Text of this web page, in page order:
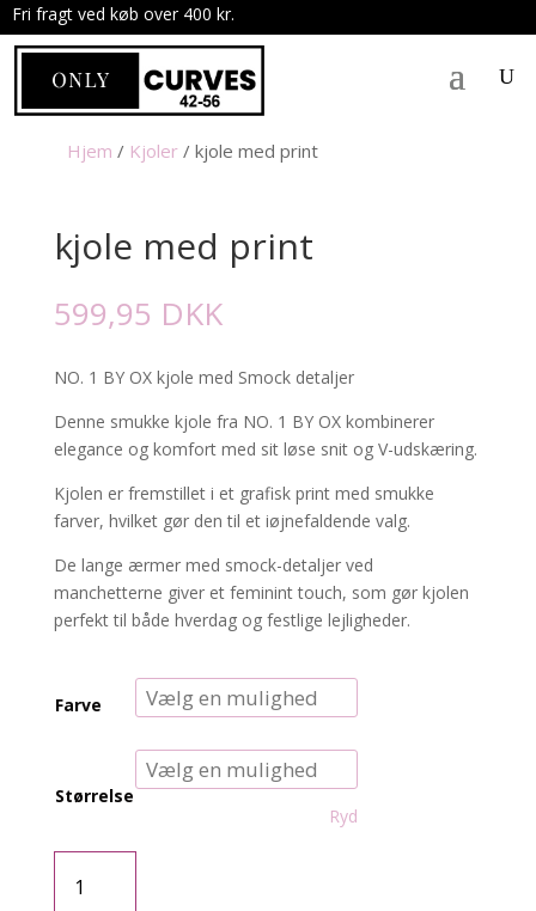
Fri fragt ved køb over 400 kr.
Hjem / Kjoler / kjole med print
kjole med print
599,95 DKK
NO. 1 BY OX kjole med Smock detaljer
Denne smukke kjole fra NO. 1 BY OX kombinerer
elegance og komfort med sit løse snit og V-udskæring.
Kjolen er fremstillet i et grafisk print med smukke
farver, hvilket gør den til et iøjnefaldende valg.
De lange ærmer med smock-detaljer ved
manchetterne giver et feminint touch, som gør kjolen
perfekt til både hverdag og festlige lejligheder.
Farve
Størrelse
Ryd